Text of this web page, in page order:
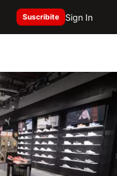
Suscribite Sign In